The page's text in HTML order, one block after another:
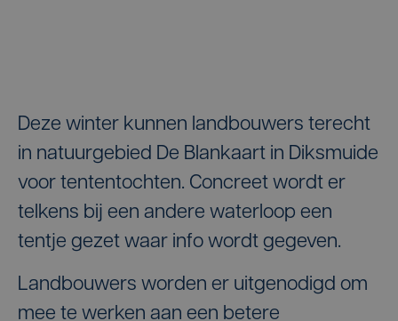
Deze winter kunnen landbouwers terecht
in natuurgebied De Blankaart in Diksmuide
voor tententochten. Concreet wordt er
telkens bij een andere waterloop een
tentje gezet waar info wordt gegeven.
Landbouwers worden er uitgenodigd om
mee te werken aan een betere